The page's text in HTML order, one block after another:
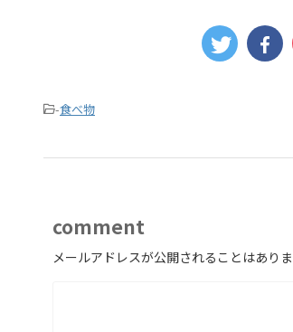
-食べ物
comment
メールアドレスが公開されることはありま